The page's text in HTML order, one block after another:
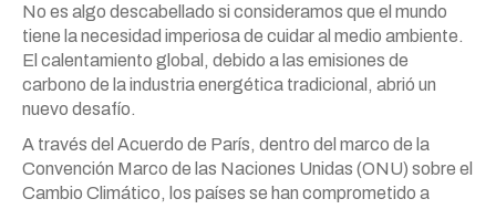
No es algo descabellado si consideramos que el mundo
tiene la necesidad imperiosa de cuidar al medio ambiente.
El calentamiento global, debido a las emisiones de
carbono de la industria energética tradicional, abrió un
nuevo desafío.
A través del Acuerdo de París, dentro del marco de la
Convención Marco de las Naciones Unidas (ONU) sobre el
Cambio Climático, los países se han comprometido a